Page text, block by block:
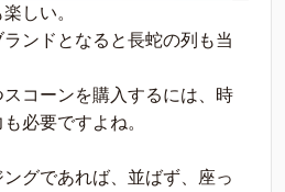
しい。
ンドとなると長蛇の列も当
コーンを購入するには、時
必要ですよね。
グであれば、並ばず、座っ